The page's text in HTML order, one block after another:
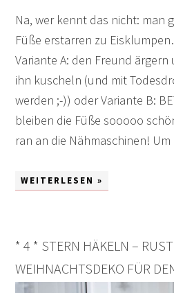
Na, wer kennt das nicht: man
Füße erstarren zu
Variante A: den Freund
ihn kuscheln (und mit
werden ;-)) oder Variante B:
bleiben die Füße sooooo
ran an die Nähmaschinen!
WEITERLESEN »
* 4 * STERN HÄKELN –
WEIHNACHTSDEKO FÜR